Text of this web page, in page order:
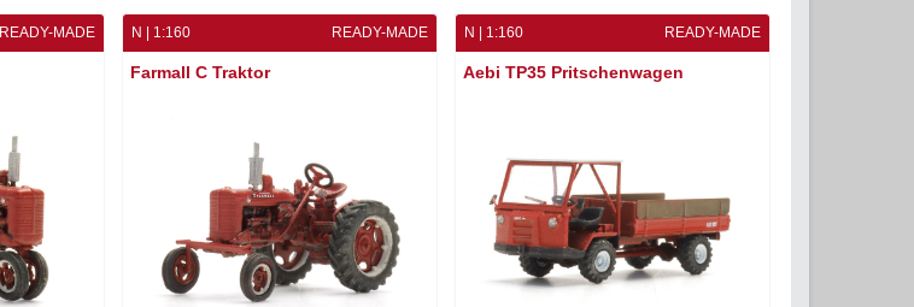
READY-MADE N | 1:160 READY-MADE
Farmall C Traktor
N | 1:160 READY-MADE
Aebi TP35 Pritschenwagen